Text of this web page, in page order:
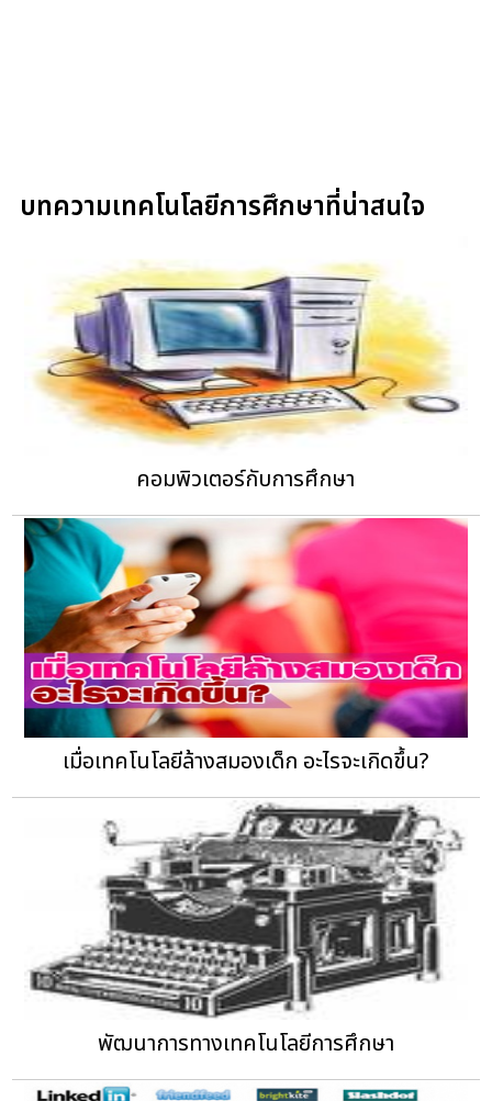
บทความเทคโนโลยีการศึกษาที่น่าสนใจ
คอมพิวเตอร์กับการศึกษา
เมื่อเทคโนโลยีล้างสมองเด็ก อะไรจะเกิดขึ้น?
พัฒนาการทางเทคโนโลยีการศึกษา